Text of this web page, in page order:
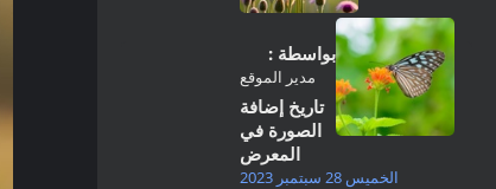
بواسطة :
مدير الموقع
تاريخ إضافة
الصورة في
المعرض
الخميس 28 سبتمبر 2023